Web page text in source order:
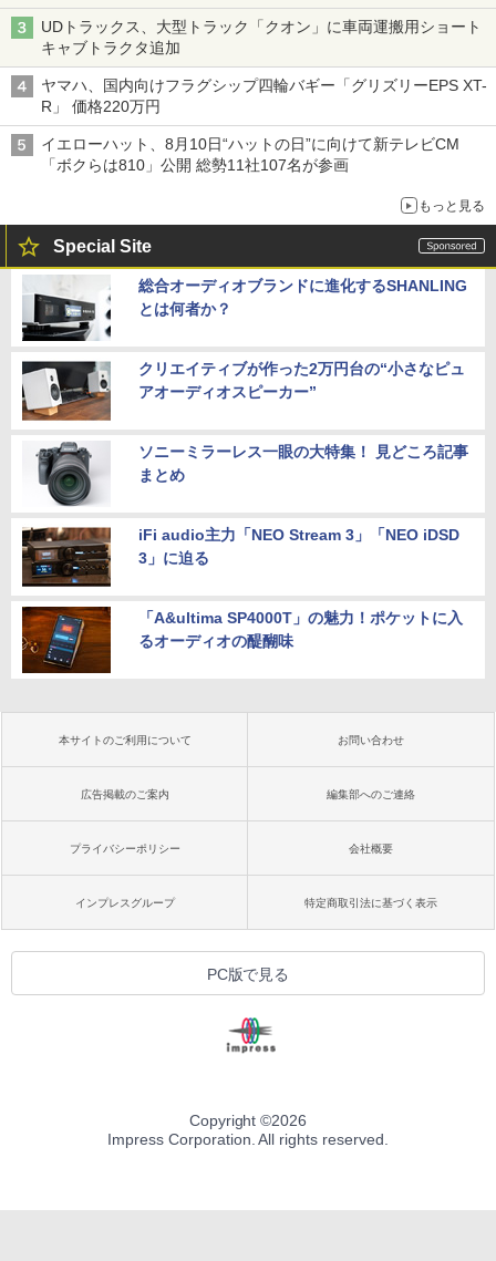
UDトラックス、大型トラック「クオン」に車両運搬用ショート
キャブトラクタ追加
ヤマハ、国内向けフラグシップ四輪バギー「グリズリーEPS XT-
R」 価格220万円
イエローハット、8月10日“ハットの日”に向けて新テレビCM
「ボクらは810」公開 総勢11社107名が参画
もっと見る
Special Site
総合オーディオブランドに進化するSHANLING
とは何者か？
クリエイティブが作った2万円台の“小さなピュ
アオーディオスピーカー”
ソニーミラーレス一眼の大特集！ 見どころ記事
まとめ
iFi audio主力「NEO Stream 3」「NEO iDSD
3」に迫る
「A&ultima SP4000T」の魅力！ポケットに入
るオーディオの醍醐味
本サイトのご利用について お問い合わせ
広告掲載のご案内 編集部へのご連絡
プライバシーポリシー 会社概要
インプレスグループ 特定商取引法に基づく表示
PC版で見る
Copyright ©2026
Impress Corporation. All rights reserved.